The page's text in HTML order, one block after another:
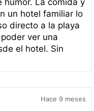
humor. La comida y
un hotel familiar lo
directo a la playa
ver una
el hotel. Sin
Hace 9 meses